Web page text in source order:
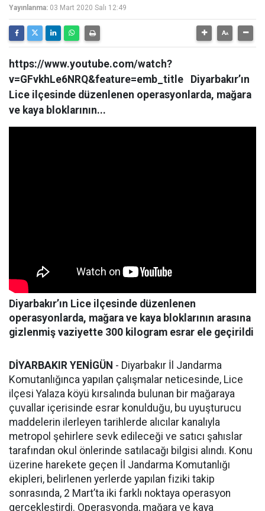
Yayınlanma: 03 Mart 2020 Salı 12:49
https://www.youtube.com/watch?
v=GFvkhLe6NRQ&feature=emb_title Diyarbakır’ın
Lice ilçesinde düzenlenen operasyonlarda, mağara
ve kaya bloklarının...
Diyarbakır’ın Lice ilçesinde düzenlenen
operasyonlarda, mağara ve kaya bloklarının arasına
gizlenmiş vaziyette 300 kilogram esrar ele geçirildi
DİYARBAKIR YENİGÜN - Diyarbakır İl Jandarma
Komutanlığınca yapılan çalışmalar neticesinde, Lice
ilçesi Yalaza köyü kırsalında bulunan bir mağaraya
çuvallar içerisinde esrar konulduğu, bu uyuşturucu
maddelerin ilerleyen tarihlerde alıcılar kanalıyla
metropol şehirlere sevk edileceği ve satıcı şahıslar
tarafından okul önlerinde satılacağı bilgisi alındı. Konu
üzerine harekete geçen İl Jandarma Komutanlığı
ekipleri, belirlenen yerlerde yapılan fiziki takip
sonrasında, 2 Mart’ta iki farklı noktaya operasyon
gerçekleştirdi. Operasyonda, mağara ve kaya